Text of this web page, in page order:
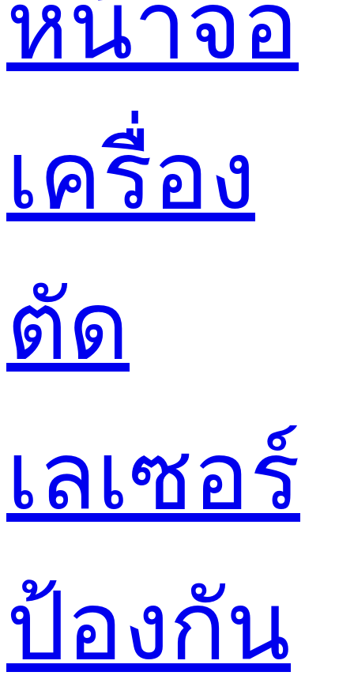
หน้าจอ
เครื่อง
ตัด
เลเซอร์
ป้องกัน